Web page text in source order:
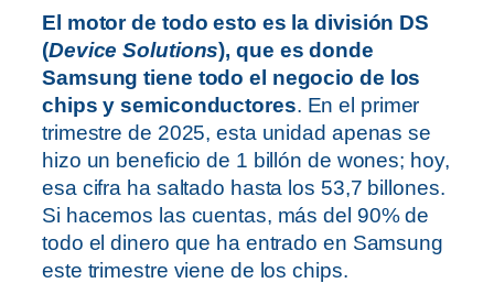
El motor de todo esto es la división DS
(Device Solutions), que es donde
Samsung tiene todo el negocio de los
chips y semiconductores. En el primer
trimestre de 2025, esta unidad apenas se
hizo un beneficio de 1 billón de wones; hoy,
esa cifra ha saltado hasta los 53,7 billones.
Si hacemos las cuentas, más del 90% de
todo el dinero que ha entrado en Samsung
este trimestre viene de los chips.